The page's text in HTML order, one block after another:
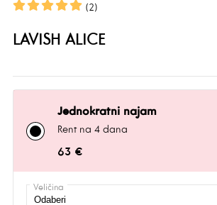
(2)
LAVISH ALICE
Jednokratni najam
Rent na 4 dana
63 €
Veličina